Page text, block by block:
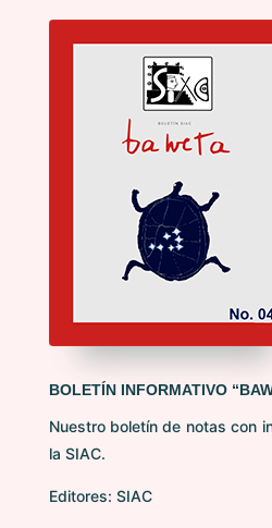
BOLETÍN INFORMATIVO
Nuestro boletín de notas con
la SIAC.
Editores: SIAC